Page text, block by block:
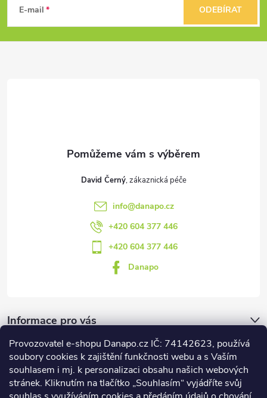
Provozovatel e-shopu Danapo.cz IČ: 74142623, používá
soubory cookies k zajištění funkčnosti webu a s Vaším
souhlasem i mj. k personalizaci obsahu našich webových
stránek. Kliknutím na tlačítko „Souhlasím“ vyjádříte svůj
p
E-mail ODEBÍRAT
David Černý
info@danapo.cz
+420 604 377 446
+420 604 377 446
Danapo
Informace pro vás
Dotazník
Co upřednosťnujete?